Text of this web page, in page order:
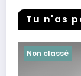
Tu n'as
Non classé